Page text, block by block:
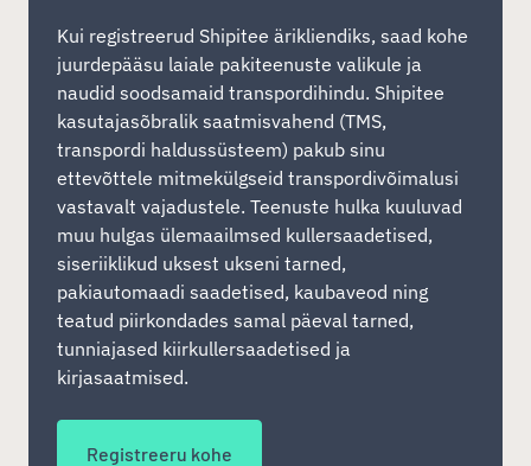
Kui registreerud Shipitee ärikliendiks, saad kohe
juurdepääsu laiale pakiteenuste valikule ja
naudid soodsamaid transpordihindu. Shipitee
kasutajasõbralik saatmisvahend (TMS,
transpordi haldussüsteem) pakub sinu
ettevõttele mitmekülgseid transpordivõimalusi
vastavalt vajadustele. Teenuste hulka kuuluvad
muu hulgas ülemaailmsed kullersaadetised,
siseriiklikud uksest ukseni tarned,
pakiautomaadi saadetised, kaubaveod ning
teatud piirkondades samal päeval tarned,
tunniajased kiirkullersaadetised ja
kirjasaatmised.
Registreeru kohe